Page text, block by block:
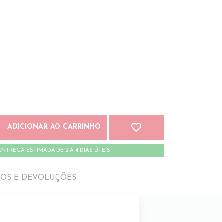
ADICIONAR AO CARRINHO favorite_border
ESTIMADA DE 2 A 4 DIAS ÚTEIS
E DEVOLUÇÕES